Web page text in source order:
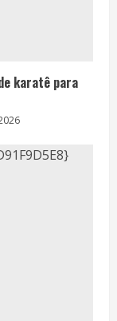
karatê para